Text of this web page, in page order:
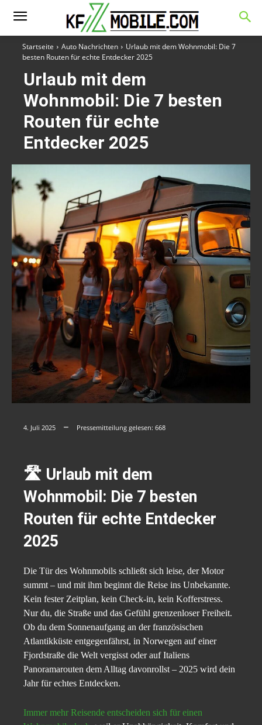
Startseite Auto Nachrichten
Urlaub mit dem Wohnmobil: Die 7
besten Routen für echte Entdecker 2025
Urlaub mit dem
Wohnmobil: Die 7 besten
Routen für echte
Entdecker 2025
4. Juli 2025 Pressemitteilung gelesen: 668
🛣️ Urlaub mit dem
Wohnmobil: Die 7 besten
Routen für echte Entdecker
2025
Die Tür des Wohnmobils schließt sich leise, der Motor
summt – und mit ihm beginnt die Reise ins Unbekannte.
Kein fester Zeitplan, kein Check-in, kein Kofferstress.
Nur du, die Straße und das Gefühl grenzenloser Freiheit.
Ob du dem Sonnenaufgang an der französischen
Atlantikküste entgegenfährst, in Norwegen auf einer
Fjordstraße die Welt vergisst oder auf Italiens
Panoramarouten dem Alltag davonrollst – 2025 wird dein
Jahr für echtes Entdecken.
Immer mehr Reisende entscheiden sich für einen